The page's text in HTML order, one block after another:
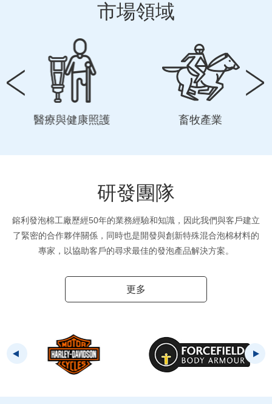
市場領域
醫療與健康照護 畜牧產業
研發團隊
鎔利發泡棉工廠歷經50年的業務經驗和知識，因此我們與客戶建立
了緊密的合作夥伴關係，同時也是開發與創新特殊混合泡棉材料的
專家，以協助客戶的尋求最佳的發泡產品解決方案。
更多